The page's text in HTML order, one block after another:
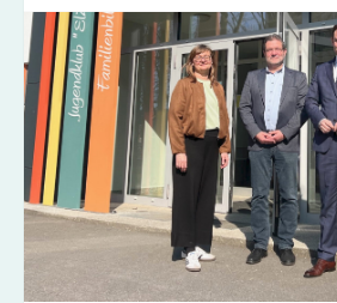
tauschten
Tipps
und
Erfahrungen
im
KiFaZ-
Workshop
aus